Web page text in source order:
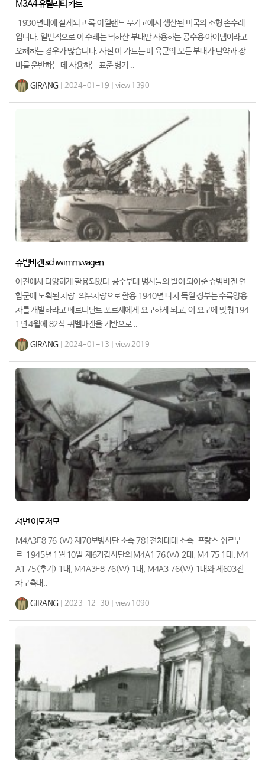
M3A4 유틸리티 카트
1930년대에 설계되고 록 아일랜드 무기고에서 생산된 미국의 소형 손수레
입니다. 일반적으로 이 수레는 낙하산 부대만 사용하는 공수용 아이템이라고
오해하는 경우가 많습니다. 사실 이 카트는 미 육군의 모든 부대가 탄약과 장
비를 운반하는 데 사용하는 표준 병기 ..
GIRANG | 2024-01-19 | view 1390
슈빔바겐 schwimmwagen
야전에서 다양하게 활용되었다.공수부대 병사들의 발이 되어준 슈빔바겐.연
합군에 노획된 차량. 의무차량으로 활용.1940년 나치 독일 정부는 수륙양용
차를 개발하라고 페르디난트 포르셰에게 요구하게 되고, 이 요구에 맞춰 194
1년 4월에 82식 퀴벨바겐을 기반으로 ..
GIRANG | 2024-01-13 | view 2019
셔먼 이모저모
M4A3E8 76 (W) 제70보병사단 소속 781전차대대 소속. 프랑스 쉬르부
르. 1945년 1월 10일.제6기갑사단의 M4A1 76(W) 2대, M4 75 1대, M4
A1 75(후기) 1대, M4A3E8 76(W) 1대, M4A3 76(W) 1대와 제603전
차구축대..
GIRANG | 2023-12-30 | view 1090